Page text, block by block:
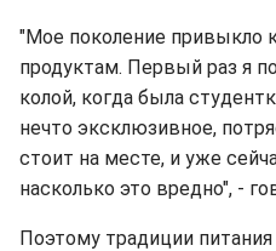
"Мое поколение привыкло
продуктам. Первый раз я
колой, когда была
нечто эксклюзивное,
стоит на месте, и уже
насколько это вредно", -
Поэтому традиции